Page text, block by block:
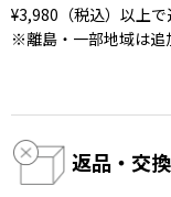
¥3,980（税込）以上で
※離島・一部地域は追
返品・交